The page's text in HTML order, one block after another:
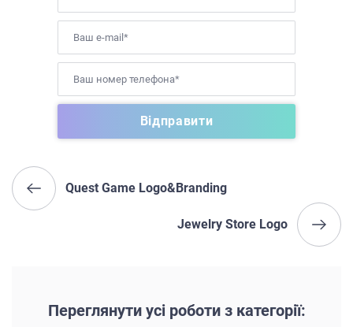
Quest Game Logo&Branding
Jewelry Store Logo
Переглянути усі роботи з категорії: